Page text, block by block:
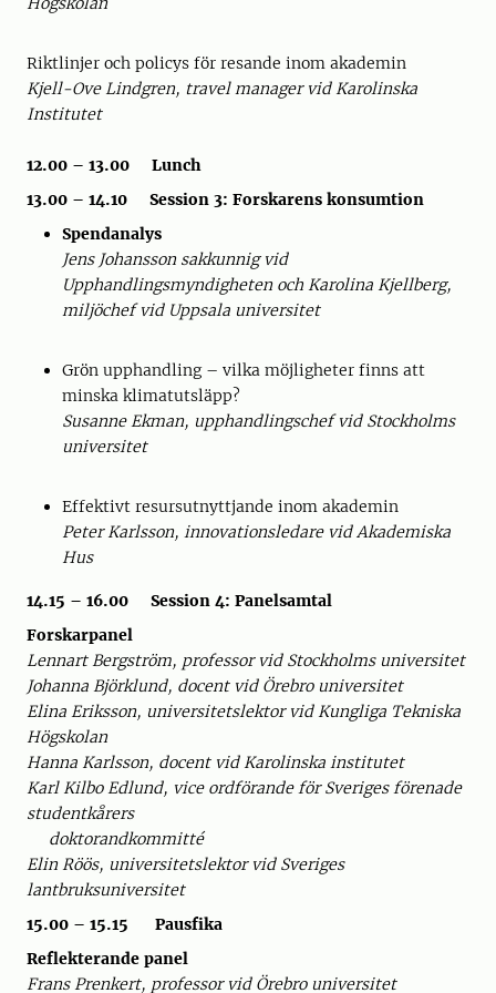
Riktlinjer och policys för resande inom akademin
Kjell-Ove Lindgren, travel manager vid Karolinska
Institutet
12.00 – 13.00 Lunch
13.00 – 14.10 Session 3: Forskarens konsumtion
Spendanalys
Jens Johansson sakkunnig vid
Upphandlingsmyndigheten och Karolina Kjellberg,
miljöchef vid Uppsala universitet
Grön upphandling – vilka möjligheter finns att
minska klimatutsläpp?
Susanne Ekman, upphandlingschef vid Stockholms
universitet
Effektivt resursutnyttjande inom akademin
Peter Karlsson, innovationsledare vid Akademiska
Hus
14.15 – 16.00 Session 4: Panelsamtal
Forskarpanel
Lennart Bergström, professor vid Stockholms universitet
Johanna Björklund, docent vid Örebro universitet
Elina Eriksson, universitetslektor vid Kungliga Tekniska
Högskolan
Hanna Karlsson, docent vid Karolinska institutet
Karl Kilbo Edlund, vice ordförande för Sveriges förenade
studentkårers
doktorandkommitté
Elin Röös, universitetslektor vid Sveriges
lantbruksuniversitet
15.00 – 15.15 Pausfika
Reflekterande panel
Frans Prenkert, professor vid Örebro universitet